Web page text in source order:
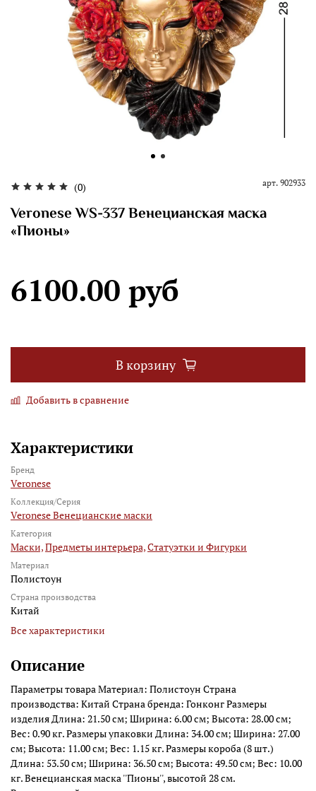
(0) арт. 902933
Veronese WS-337 Венецианская маска
«Пионы»
6100.00 руб
В корзину
Добавить в сравнение
Характеристики
Бренд
Veronese
Коллекция/Серия
Veronese Венецианские маски
Категория
Маски,Предметы интерьера,Статуэтки и Фигурки
Материал
Полистоун
Страна производства
Китай
Все характеристики
Описание
Параметры товара Материал: Полистоун Страна
производства: Китай Страна бренда: Гонконг Размеры
изделия Длина: 21.50 см; Ширина: 6.00 см; Высота: 28.00 см;
Вес: 0.90 кг. Размеры упаковки Длина: 34.00 см; Ширина: 27.00
см; Высота: 11.00 см; Вес: 1.15 кг. Размеры короба (8 шт.)
Длина: 53.50 см; Ширина: 36.50 см; Высота: 49.50 см; Вес: 10.00
кг. Венецианская маска ''Пионы'', высотой 28 см.